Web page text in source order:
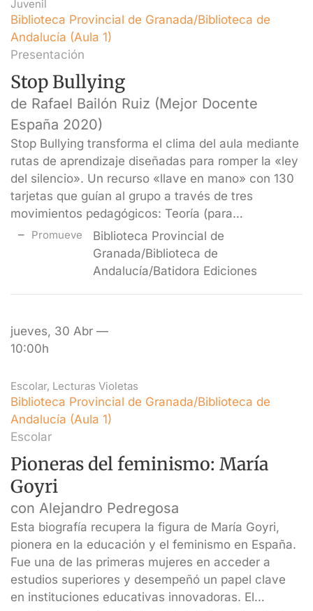
Juvenil
Biblioteca Provincial de Granada/Biblioteca de
Andalucía (Aula 1)
Presentación
Stop Bullying
de Rafael Bailón Ruiz (Mejor Docente
España 2020)
Stop Bullying transforma el clima del aula mediante
rutas de aprendizaje diseñadas para romper la «ley
del silencio». Un recurso «llave en mano» con 130
tarjetas que guían al grupo a través de tres
movimientos pedagógicos: Teoría (para…
Promueve
Biblioteca Provincial de
Granada/Biblioteca de
Andalucía/Batidora Ediciones
jueves, 30 Abr —
10:00h
Escolar, Lecturas Violetas
Biblioteca Provincial de Granada/Biblioteca de
Andalucía (Aula 1)
Escolar
Pioneras del feminismo: María
Goyri
con Alejandro Pedregosa
Esta biografía recupera la figura de María Goyri,
pionera en la educación y el feminismo en España.
Fue una de las primeras mujeres en acceder a
estudios superiores y desempeñó un papel clave
en instituciones educativas innovadoras. El…